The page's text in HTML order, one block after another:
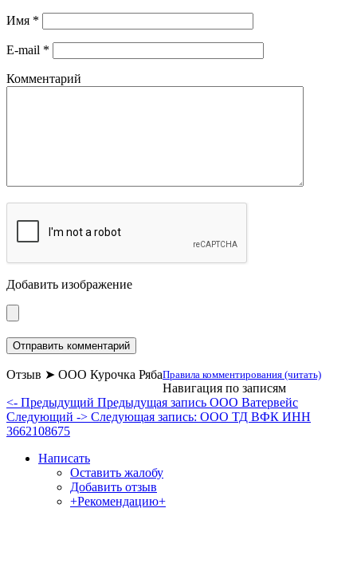
Имя *
E-mail *
Комментарий
Добавить изображение
Правила комментирования (читать)
Отзыв ➤ ООО Курочка Ряба
Навигация по записям
<- Предыдущий Предыдущая запись ООО Ватервейс
Следующий -> Следующая запись: ООО ТД ВФК ИНН
3662108675
Написать
Оставить жалобу
Добавить отзыв
+Рекомендацию+